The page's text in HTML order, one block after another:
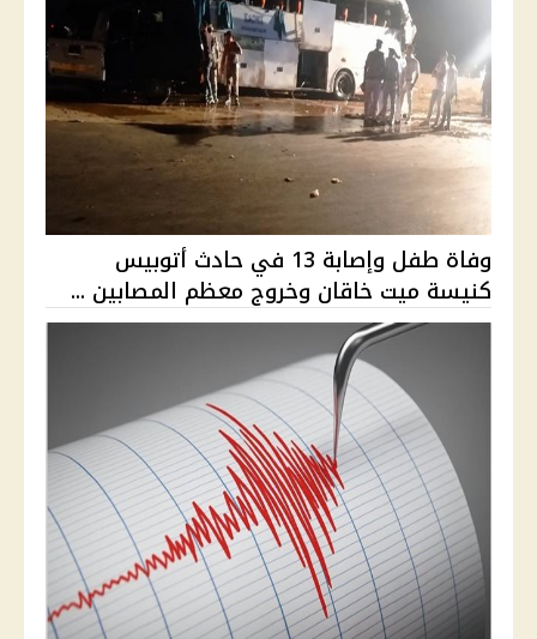
وفاة طفل وإصابة 13 في حادث أتوبيس
كنيسة ميت خاقان وخروج معظم المصابين ...